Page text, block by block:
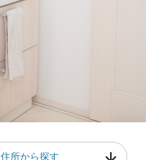
住所から探す